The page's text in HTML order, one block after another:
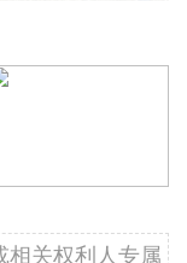
相关权利人专属